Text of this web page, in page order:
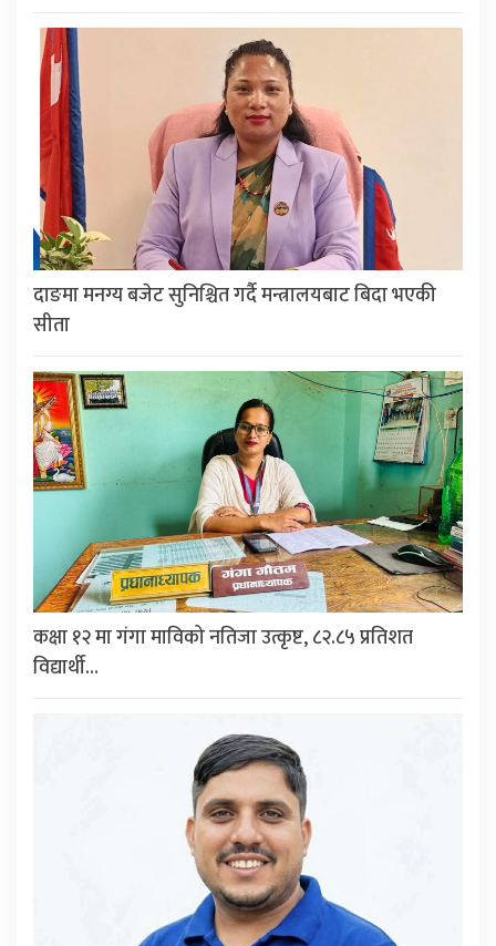
दाङमा मनग्य बजेट सुनिश्चित गर्दै मन्त्रालयबाट बिदा भएकी
सीता
कक्षा १२ मा गंगा माविको नतिजा उत्कृष्ट, ८२.८५ प्रतिशत
विद्यार्थी…